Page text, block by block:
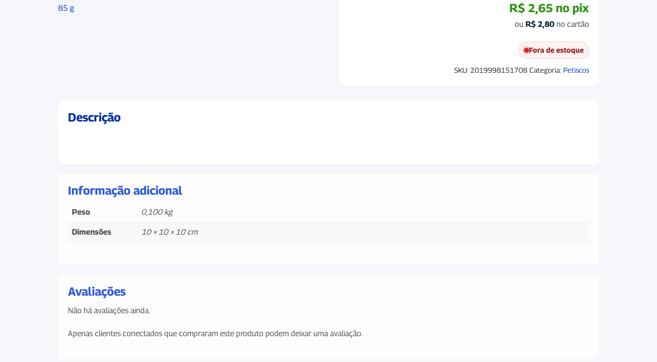
R$ 2,65 no pix
ou R$ 2,80 no cartão
Fora de estoque
SKU: 2019998151708 Categoria: Petiscos
Descrição
Informação adicional
Peso 0,100 kg
Dimensões 10 × 10 × 10 cm
Avaliações
Não há avaliações ainda.
Apenas clientes conectados que compraram este produto podem deixar uma avaliação.